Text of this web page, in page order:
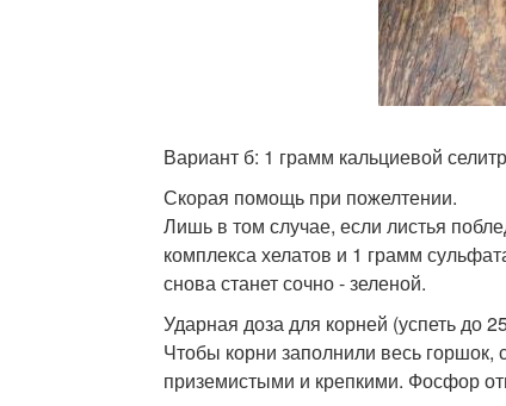
Вариант б: 1 грамм кальциевой
Скорая помощь при пожелтении.
Лишь в том случае, если листья
комплекса хелатов и 1 грамм
снова станет сочно - зеленой.
Ударная доза для корней (успеть до
Чтобы корни заполнили весь
приземистыми и крепкими. Фосфор